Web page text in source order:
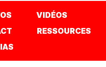
VIDÉOS
RESSOURCES